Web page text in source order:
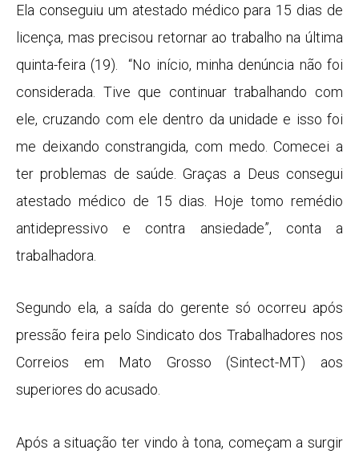
Ela conseguiu um atestado médico para 15 dias de
licença, mas precisou retornar ao trabalho na última
quinta-feira (19). “No início, minha denúncia não foi
considerada. Tive que continuar trabalhando com
ele, cruzando com ele dentro da unidade e isso foi
me deixando constrangida, com medo. Comecei a
ter problemas de saúde. Graças a Deus consegui
atestado médico de 15 dias. Hoje tomo remédio
antidepressivo e contra ansiedade”, conta a
trabalhadora.
Segundo ela, a saída do gerente só ocorreu após
pressão feira pelo Sindicato dos Trabalhadores nos
Correios em Mato Grosso (Sintect-MT) aos
superiores do acusado.
Após a situação ter vindo à tona, começam a surgir